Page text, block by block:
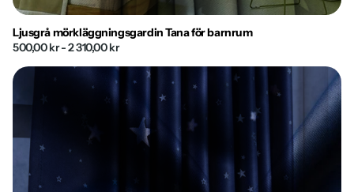
Ljusgrå mörkläggningsgardin Tana för barnrum
500,00 kr- 2 310,00 kr